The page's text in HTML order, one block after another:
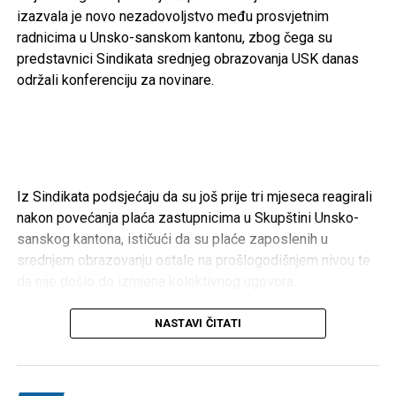
Cazin – 166.200 KM
Gradski sportski savez Cazin –50.000 KM
Konjički klub “Cazin” –40.000 KM
RK “Cepelin-Krajina” –5.000 KM
OŽRK “Krajina” –5.000 KM
Taekwon-do klub “Bosna” –5.000 KM
Bihać – 369.000 KM
izazvala je novo nezadovoljstvo među prosvjetnim
radnicima u Unsko-sanskom kantonu, zbog čega su
predstavnici Sindikata srednjeg obrazovanja USK danas
održali konferenciju za novinare.
Iz Sindikata podsjećaju da su još prije tri mjeseca reagirali
nakon povećanja plaća zastupnicima u Skupštini Unsko-
sanskog kantona, ističući da su plaće zaposlenih u
srednjem obrazovanju ostale na prošlogodišnjem nivou te
Kako navode, objava Registra primanja dodatno je pojačala
nezadovoljstvo među prosvjetnim radnicima. Tvrde da
podaci iz registra pokazuju kako pojedini profesori u
NASTAVI ČITATI